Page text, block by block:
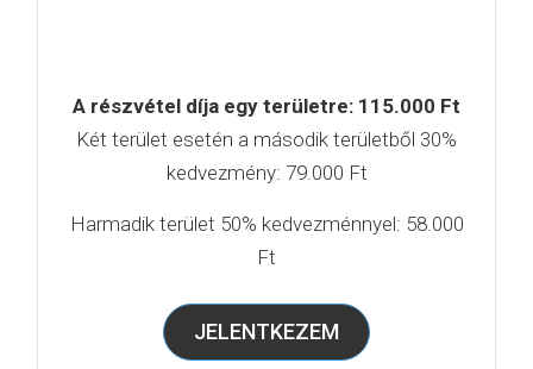
A részvétel díja egy területre: 115.000 Ft
Két terület esetén a második területből 30%
kedvezmény: 79.000 Ft
Harmadik terület 50% kedvezménnyel: 58.000
Ft
JELENTKEZEM